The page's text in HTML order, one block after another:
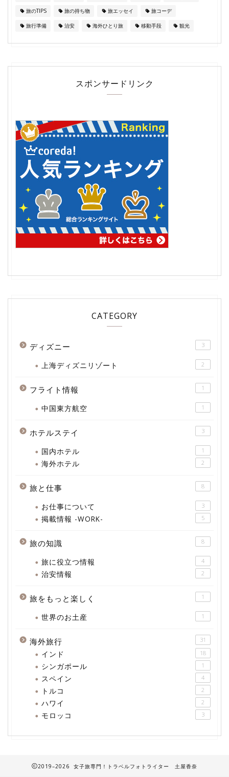
旅のTIPS 旅の持ち物 旅エッセイ 旅コーデ
旅行準備 治安 海外ひとり旅 移動手段 観光
スポンサードリンク
CATEGORY
ディズニー 3
上海ディズニリゾート 2
フライト情報 1
中国東方航空 1
ホテルステイ 3
国内ホテル 1
海外ホテル 2
旅と仕事 8
お仕事について 3
掲載情報 -WORK- 5
旅の知識 8
旅に役立つ情報 4
治安情報 2
旅をもっと楽しく 1
世界のお土産 1
海外旅行 31
インド 18
シンガポール 1
スペイン 4
トルコ 2
ハワイ 2
モロッコ 3
2019–2026 女子旅専門！トラベルフォトライター 土屋香奈